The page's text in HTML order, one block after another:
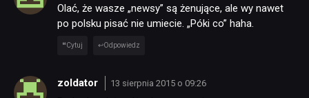
Olać, że wasze „newsy” są żenujące, ale wy nawet
po polsku pisać nie umiecie. „Póki co” haha.
Cytuj Odpowiedz
zoldator 13 sierpnia 2015 o 09:26